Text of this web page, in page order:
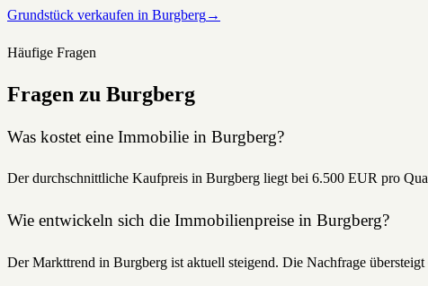
Grundstück verkaufen in Burgberg→
Häufige Fragen
Fragen zu Burgberg
Was kostet eine Immobilie in Burgberg?
Der durchschnittliche Kaufpreis in Burgberg liegt bei 6.500 EUR pro
Wie entwickeln sich die Immobilienpreise in Burgberg?
Der Markttrend in Burgberg ist aktuell steigend. Die Nachfrage